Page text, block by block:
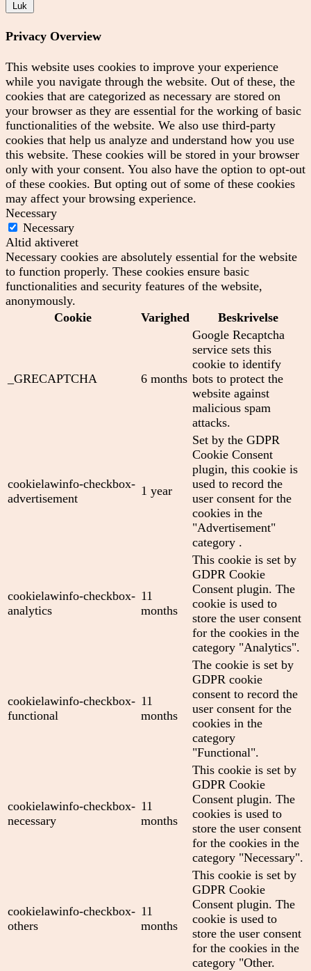
Luk
Privacy Overview
This website uses cookies to improve your experience
while you navigate through the website. Out of these, the
cookies that are categorized as necessary are stored on
your browser as they are essential for the working of basic
functionalities of the website. We also use third-party
cookies that help us analyze and understand how you use
this website. These cookies will be stored in your browser
only with your consent. You also have the option to opt-out
of these cookies. But opting out of some of these cookies
may affect your browsing experience.
Necessary
Necessary
Altid aktiveret
Necessary cookies are absolutely essential for the website
to function properly. These cookies ensure basic
functionalities and security features of the website,
anonymously.
Cookie
Varighed Beskrivelse
_GRECAPTCHA 6 months
Google Recaptcha
service sets this
cookie to identify
bots to protect the
website against
malicious spam
attacks.
cookielawinfo-checkbox-
advertisement
1 year
Set by the GDPR
Cookie Consent
plugin, this cookie is
used to record the
user consent for the
cookies in the
"Advertisement"
category .
cookielawinfo-checkbox-
analytics
11
months
This cookie is set by
GDPR Cookie
Consent plugin. The
cookie is used to
store the user consent
for the cookies in the
category "Analytics".
cookielawinfo-checkbox-
functional
11
months
The cookie is set by
GDPR cookie
consent to record the
user consent for the
cookies in the
category
"Functional".
cookielawinfo-checkbox-
necessary
11
months
This cookie is set by
GDPR Cookie
Consent plugin. The
cookies is used to
store the user consent
for the cookies in the
category "Necessary".
cookielawinfo-checkbox-
others
11
months
This cookie is set by
GDPR Cookie
Consent plugin. The
cookie is used to
store the user consent
for the cookies in the
category "Other.